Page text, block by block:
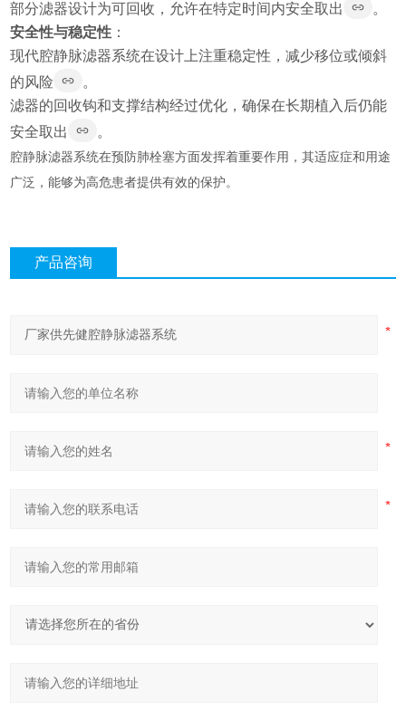
部分滤器设计为可回收，允许在特定时间内安全取出
。
安全性与稳定性 ：
现代腔静脉滤器系统在设计上注重稳定性，减少移位或倾斜
的风险
。
滤器的回收钩和支撑结构经过优化，确保在长期植入后仍能
安全取出
。
腔静脉滤器系统在预防肺栓塞方面发挥着重要作用，其适应症和用途
广泛，能够为高危患者提供有效的保护。
产品咨询